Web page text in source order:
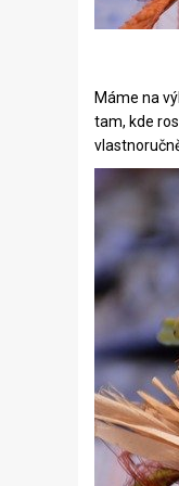
Máme na
tam, kde